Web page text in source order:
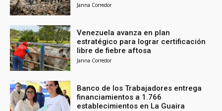
Janna Corredor
Venezuela avanza en plan
estratégico para lograr certificación
libre de fiebre aftosa
Janna Corredor
Banco de los Trabajadores entrega
financiamientos a 1.766
establecimientos en La Guaira